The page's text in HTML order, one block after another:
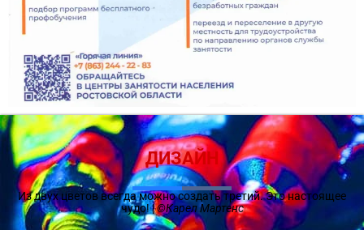
ДИЗАЙН
Из двух цветов всегда можно создать третий. Это настоящее
чудо! |©Карел Мартенс